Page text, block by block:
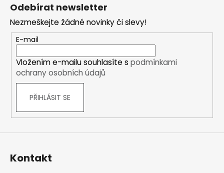
Odebírat newsletter
Nezmeškejte žádné novinky či slevy!
E-mail
Vložením e-mailu souhlasíte s podmínkami
ochrany osobních údajů
PŘIHLÁSIT SE
Kontakt